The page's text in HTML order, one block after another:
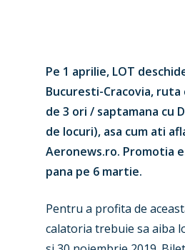
Pe 1 aprilie, LOT
Bucuresti-Cracovia,
de 3 ori / saptamana cu
de locuri), asa cum ati
Aeronews.ro. Promotia
pana pe 6 martie.
Pentru a profita de
calatoria trebuie sa aiba